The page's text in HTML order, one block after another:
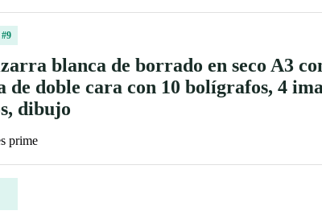
blanca de borrado en seco A3
de doble cara con 10 bolígrafos, 4
dibujo